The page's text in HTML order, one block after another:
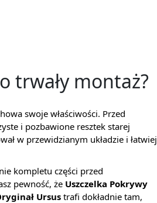
trwały montaż?
swoje właściwości. Przed
i pozbawione resztek starej
w przewidzianym układzie i łatwiej
kompletu części przed
pewność, że Uszczelka Pokrywy
Ursus trafi dokładnie tam,